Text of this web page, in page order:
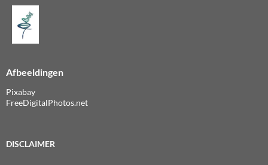
Afbeeldingen
Pixabay
FreeDigitalPhotos.net
DISCLAIMER